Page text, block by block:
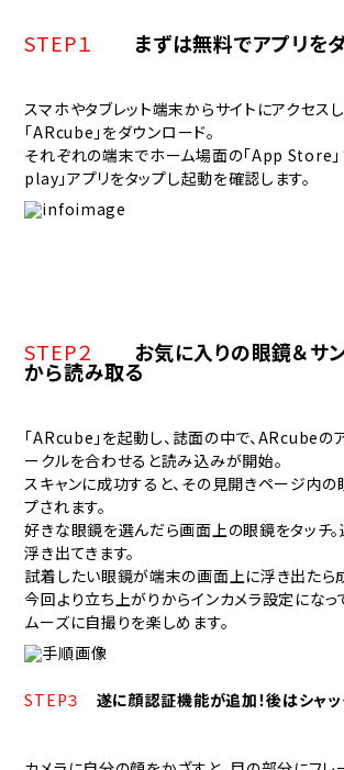
STEP１ まずは無料でアプリを
スマホやタブレット端末からサイトにアクセスし
「ARcube」をダウンロード。
それぞれの端末でホーム場面の「App Store
play」アプリをタップし起動を確認します。
STEP２ お気に入りの眼鏡＆サ
から読み取る
「ARcube」を起動し、誌面の中で、ARcubeの
ークルを合わせると読み込みが開始。
スキャンに成功すると、その見開きページ内の
プされます。
好きな眼鏡を選んだら画面上の眼鏡をタッチ
浮き出てきます。
試着したい眼鏡が端末の画面上に浮き出たら
今回より立ち上がりからインカメラ設定になっ
ムーズに自撮りを楽しめます。
STEP３ 遂に顔認証機能が追加！後はシャッ